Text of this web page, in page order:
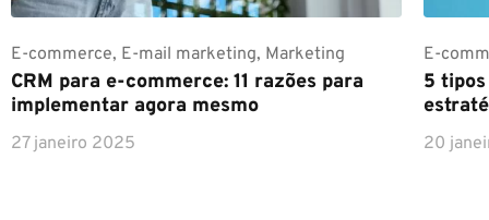
E-commerce, E-mail marketing, Marketing
CRM para e-commerce: 11 razões para
implementar agora mesmo
27 janeiro 2025
E-
5
20